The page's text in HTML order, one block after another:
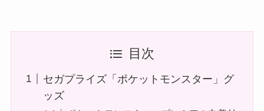
目次
セガプライズ「ポケットモンスター」グ
ッズ